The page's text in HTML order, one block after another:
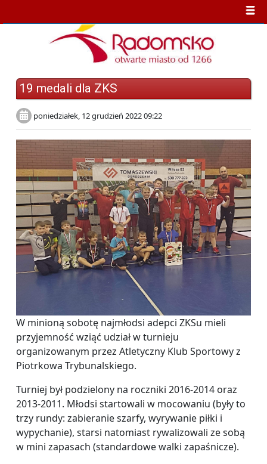
19 medali dla ZKS
poniedziałek, 12 grudzień 2022 09:22
W minioną sobotę najmłodsi adepci ZKSu mieli
przyjemność wziąć udział w turnieju
organizowanym przez Atletyczny Klub Sportowy z
Piotrkowa Trybunalskiego.
Turniej był podzielony na roczniki 2016-2014 oraz
2013-2011. Młodsi startowali w mocowaniu (były to
trzy rundy: zabieranie szarfy, wyrywanie piłki i
wypychanie), starsi natomiast rywalizowali ze sobą
w mini zapasach (standardowe walki zapaśnicze).